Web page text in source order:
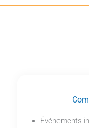
Événements